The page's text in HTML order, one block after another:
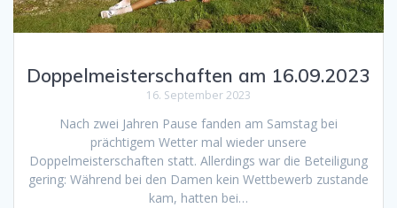
Doppelmeisterschaften am 16.09.2023
16. September 2023
Nach zwei Jahren Pause fanden am Samstag bei
prächtigem Wetter mal wieder unsere
Doppelmeisterschaften statt. Allerdings war die Beteiligung
gering: Während bei den Damen kein Wettbewerb zustande
kam, hatten bei…